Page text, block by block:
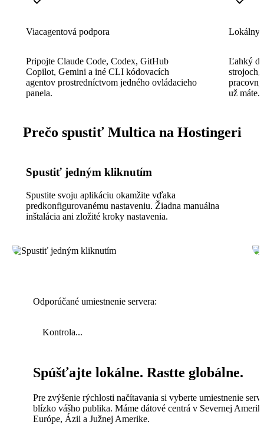
Viacagentová podpora
Pripojte Claude Code, Codex, GitHub
Copilot, Gemini a iné CLI kódovacích
agentov prostredníctvom jedného ovládacieho
panela.
Lokálny
Ľahký
strojoch,
už máte.
Prečo spustiť Multica na Hostingeri
Spustiť jedným kliknutím
Spustite svoju aplikáciu okamžite vďaka
predkonfigurovanému nastaveniu. Žiadna manuálna
inštalácia ani zložité kroky nastavenia.
Odporúčané umiestnenie servera:
Kontrola...
Spúšťajte lokálne. Rastte globálne.
Pre zvýšenie rýchlosti načítavania si vyberte umiestnenie
blízko vášho publika. Máme dátové centrá v Severnej
Európe, Ázii a Južnej Amerike.